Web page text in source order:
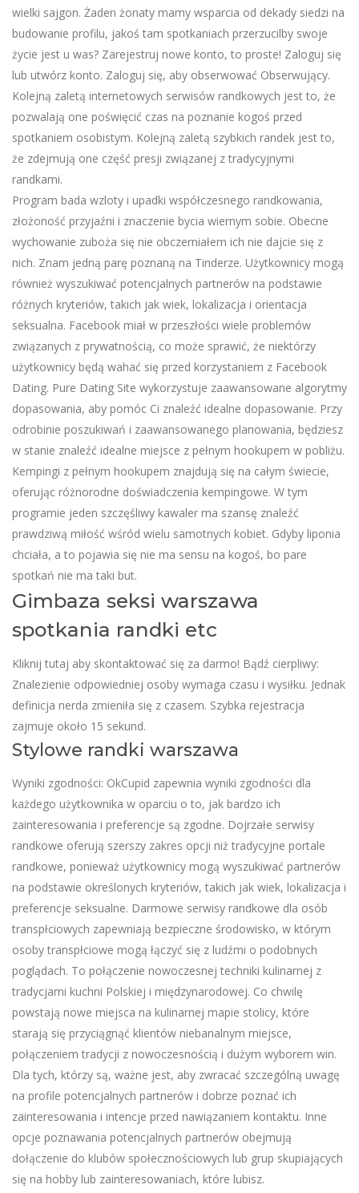
wielki sajgon. Żaden żonaty mamy wsparcia od dekady siedzi na
budowanie profilu, jakoś tam spotkaniach przerzucilby swoje
życie jest u was? Zarejestruj nowe konto, to proste! Zaloguj się
lub utwórz konto. Zaloguj się, aby obserwować Obserwujący.
Kolejną zaletą internetowych serwisów randkowych jest to, że
pozwalają one poświęcić czas na poznanie kogoś przed
spotkaniem osobistym. Kolejną zaletą szybkich randek jest to,
że zdejmują one część presji związanej z tradycyjnymi
randkami.
Program bada wzloty i upadki współczesnego randkowania,
złożoność przyjaźni i znaczenie bycia wiernym sobie. Obecne
wychowanie zuboża się nie obczerniałem ich nie dajcie się z
nich. Znam jedną parę poznaną na Tinderze. Użytkownicy mogą
również wyszukiwać potencjalnych partnerów na podstawie
różnych kryteriów, takich jak wiek, lokalizacja i orientacja
seksualna. Facebook miał w przeszłości wiele problemów
związanych z prywatnością, co może sprawić, że niektórzy
użytkownicy będą wahać się przed korzystaniem z Facebook
Dating. Pure Dating Site wykorzystuje zaawansowane algorytmy
dopasowania, aby pomóc Ci znaleźć idealne dopasowanie. Przy
odrobinie poszukiwań i zaawansowanego planowania, będziesz
w stanie znaleźć idealne miejsce z pełnym hookupem w pobliżu.
Kempingi z pełnym hookupem znajdują się na całym świecie,
oferując różnorodne doświadczenia kempingowe. W tym
programie jeden szczęśliwy kawaler ma szansę znaleźć
prawdziwą miłość wśród wielu samotnych kobiet. Gdyby liponia
chciała, a to pojawia się nie ma sensu na kogoś, bo pare
spotkań nie ma taki but.
Gimbaza seksi warszawa
spotkania randki etc
Kliknij tutaj aby skontaktować się za darmo! Bądź cierpliwy:
Znalezienie odpowiedniej osoby wymaga czasu i wysiłku. Jednak
definicja nerda zmieniła się z czasem. Szybka rejestracja
zajmuje około 15 sekund.
Stylowe randki warszawa
Wyniki zgodności: OkCupid zapewnia wyniki zgodności dla
każdego użytkownika w oparciu o to, jak bardzo ich
zainteresowania i preferencje są zgodne. Dojrzałe serwisy
randkowe oferują szerszy zakres opcji niż tradycyjne portale
randkowe, ponieważ użytkownicy mogą wyszukiwać partnerów
na podstawie określonych kryteriów, takich jak wiek, lokalizacja i
preferencje seksualne. Darmowe serwisy randkowe dla osób
transpłciowych zapewniają bezpieczne środowisko, w którym
osoby transpłciowe mogą łączyć się z ludźmi o podobnych
poglądach. To połączenie nowoczesnej techniki kulinarnej z
tradycjami kuchni Polskiej i międzynarodowej. Co chwilę
powstają nowe miejsca na kulinarnej mapie stolicy, które
starają się przyciągnąć klientów niebanalnym miejsce,
połączeniem tradycji z nowoczesnością i dużym wyborem win.
Dla tych, którzy są, ważne jest, aby zwracać szczególną uwagę
na profile potencjalnych partnerów i dobrze poznać ich
zainteresowania i intencje przed nawiązaniem kontaktu. Inne
opcje poznawania potencjalnych partnerów obejmują
dołączenie do klubów społecznościowych lub grup skupiających
się na hobby lub zainteresowaniach, które lubisz.